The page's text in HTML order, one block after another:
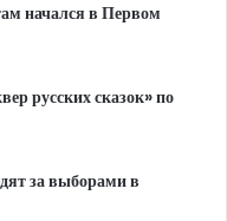
начался в Первом
русских сказок» по
за выборами в